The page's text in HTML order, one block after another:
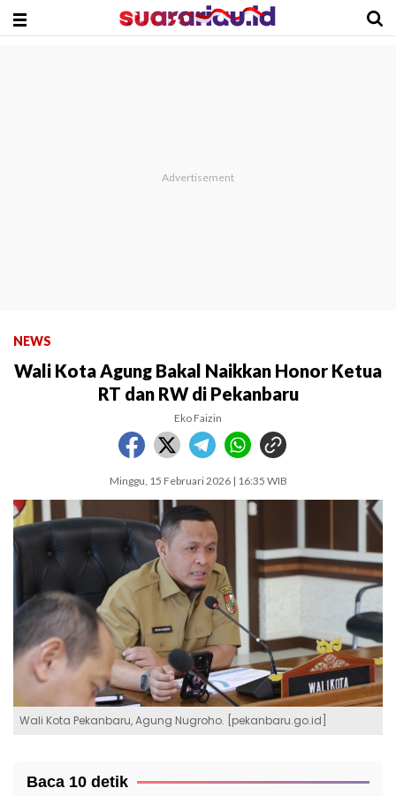
NEWS
Wali Kota Agung Bakal Naikkan Honor Ketua
RT dan RW di Pekanbaru
Eko Faizin
Minggu, 15 Februari 2026 | 16:35 WIB
Wali Kota Pekanbaru, Agung Nugroho. [pekanbaru.go.id]
Baca 10 detik